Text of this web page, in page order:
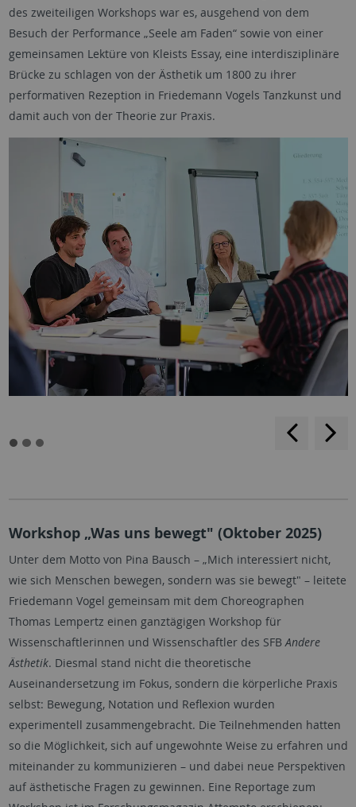
des zweiteiligen Workshops war es, ausgehend von dem
Besuch der Performance „Seele am Faden“ sowie von einer
gemeinsamen Lektüre von Kleists Essay, eine interdisziplinäre
Brücke zu schlagen von der Ästhetik um 1800 zu ihrer
performativen Rezeption in Friedemann Vogels Tanzkunst und
damit auch von der Theorie zur Praxis.
blättern
Workshop „Was uns bewegt" (Oktober 2025)
Unter dem Motto von Pina Bausch – „Mich interessiert nicht,
wie sich Menschen bewegen, sondern was sie bewegt" – leitete
Friedemann Vogel gemeinsam mit dem Choreographen
Thomas Lempertz einen ganztägigen Workshop für
Wissenschaftlerinnen und Wissenschaftler des SFBAndere
Ästhetik. Diesmal stand nicht die theoretische
Auseinandersetzung im Fokus, sondern die körperliche Praxis
selbst: Bewegung, Notation und Reflexion wurden
experimentell zusammengebracht. Die Teilnehmenden hatten
so die Möglichkeit, sich auf ungewohnte Weise zu erfahren und
miteinander zu kommunizieren – und dabei neue Perspektiven
auf ästhetische Fragen zu gewinnen. Eine Reportage zum